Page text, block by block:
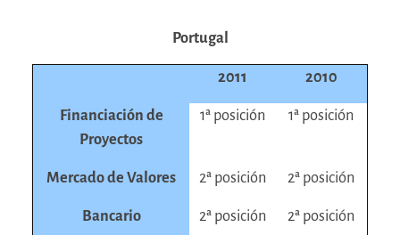
Portugal
2011 2010
Financiación de
Proyectos
1ª posición 1ª posición
Mercado de Valores 2ª posición 2ª posición
Bancario 2ª posición 2ª posición